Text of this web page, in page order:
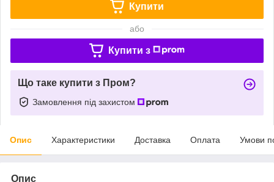
Купити
або
Купити з
Що таке купити з Пром?
Замовлення під захистом
Опис Характеристики Доставка Оплата Умови
Опис